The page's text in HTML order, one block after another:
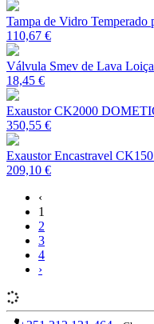
Tampa de Vidro Temperado
110,67 €
Válvula Smev de Lava Loiça
18,45 €
Exaustor CK2000
350,55 €
Exaustor Encastravel
209,10 €
‹
1
2
3
4
›